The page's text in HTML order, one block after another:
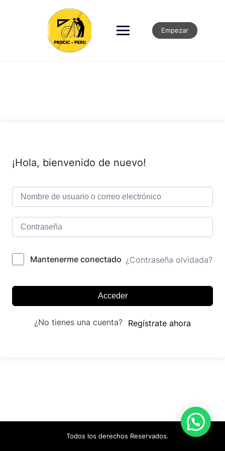
Empezar
¡Hola, bienvenido de nuevo!
Mantenerme conectado ¿Contraseña olvidada?
Acceder
¿No tienes una cuenta? Regístrate ahora
Todos los derechos Reservados.